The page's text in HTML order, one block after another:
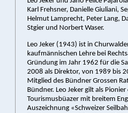
Karl Frehsner, Danielle Giuliani,
Helmut Lamprecht, Peter Lang,
Stgier und Norbert Waser.
Leo Jeker (1943) ist in
kaufmännischen Lehre bei
Gründung im Jahr 1962 für die
2008 als Direktor, von 1989 bis
Mitglied des Bündner Grossen
Bündner. Leo Jeker gilt als
Tourismusbüazer mit breitem
Auszeichnung «Schweizer